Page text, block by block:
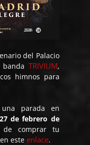
del Palacio
TRIVIUM,
himnos para
parada en
27 de febrero de
de comprar tu
este enlace.